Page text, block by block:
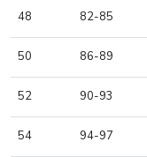
48 82-85
50 86-89
52 90-93
54 94-97